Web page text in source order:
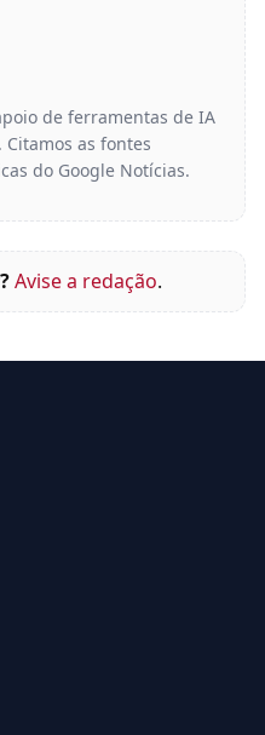
de ferramentas de IA
. Citamos as fontes
do Google Notícias.
Avise a redação.